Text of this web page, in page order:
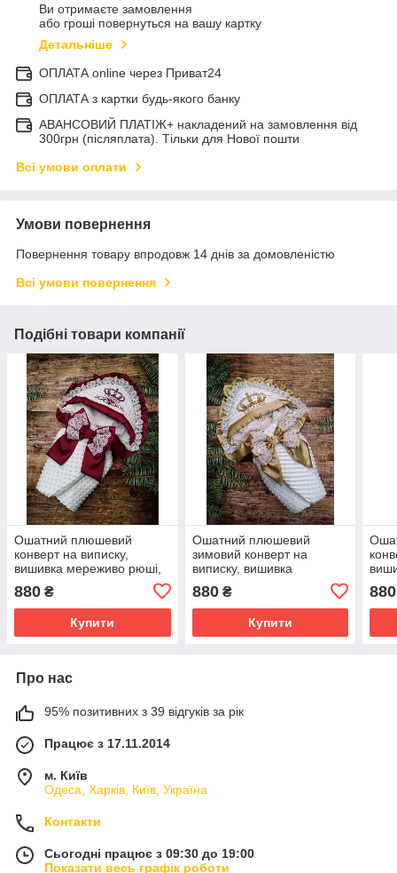
Ви отримаєте замовлення
або гроші повернуться на вашу картку
Детальніше
ОПЛАТА online через Приват24
ОПЛАТА з картки будь-якого банку
АВАНСОВИЙ ПЛАТІЖ+ накладений на замовлення від
300грн (післяплата). Тільки для Нової пошти
Всі умови оплати
Умови повернення
Повернення товару впродовж 14 днів за домовленістю
Всі умови повернення
Подібні товари компанії
Ошатний плюшевий
конверт на виписку,
вишивка мереживо рюші,
880 ₴
Купити
Ошатний плюшевий
зимовий конверт на
виписку, вишивка
мереживо рюші, білий +
капучино
880₴
Купити
880
Про нас
95% позитивних з 39 відгуків за рік
Працює з 17.11.2014
м. Київ
Одеса, Харків, Київ, Україна
Контакти
Сьогодні працює з 09:30 до 19:00
Показати весь графік роботи